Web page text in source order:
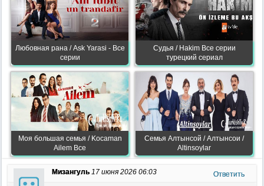
Любовная рана / Ask Yarasi - Все
серии
Судья / Hakim Все серии
турецкий сериал
Моя большая семья / Kocaman
Ailem Все
Семья Алтынсой / Алтынсои /
Altinsoylar
Мизангуль 17 июня 2026 06:03 Ответить